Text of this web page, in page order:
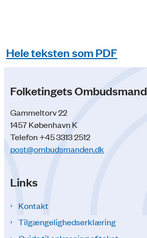
Hele teksten som PDF
Folketingets Ombudsmand
Gammeltorv 22
1457 København K
Telefon +45 3313 2512
post@ombudsmanden.dk
Links
Kontakt
Tilgængelighedserklæring